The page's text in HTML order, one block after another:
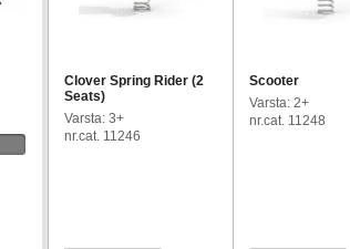
Clover Spring Rider (2
Seats)
Varsta: 3+
nr.cat. 11246
Scooter
Varsta: 2+
nr.cat. 11248